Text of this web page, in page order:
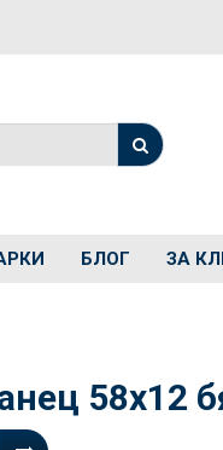
БЛОГ ЗА
58x12